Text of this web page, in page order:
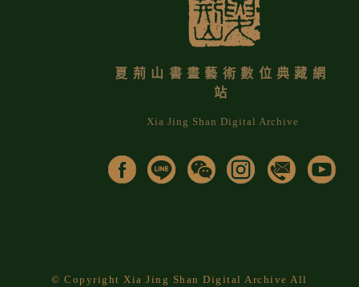
夏荊山書畫藝術數位典藏網
站
Xia Jing Shan Digital Archive
© Copyright Xia Jing Shan Digital Archive All